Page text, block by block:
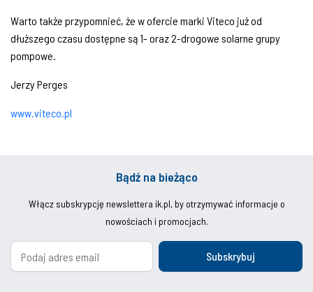
Warto także przypomnieć, że w ofercie marki Viteco już od
dłuższego czasu dostępne są 1- oraz 2-drogowe solarne grupy
pompowe.
Jerzy Perges
www.viteco.pl
Bądź na bieżąco
Włącz subskrypcję newslettera ik.pl, by otrzymywać informacje o
nowościach i promocjach.
Subskrybuj